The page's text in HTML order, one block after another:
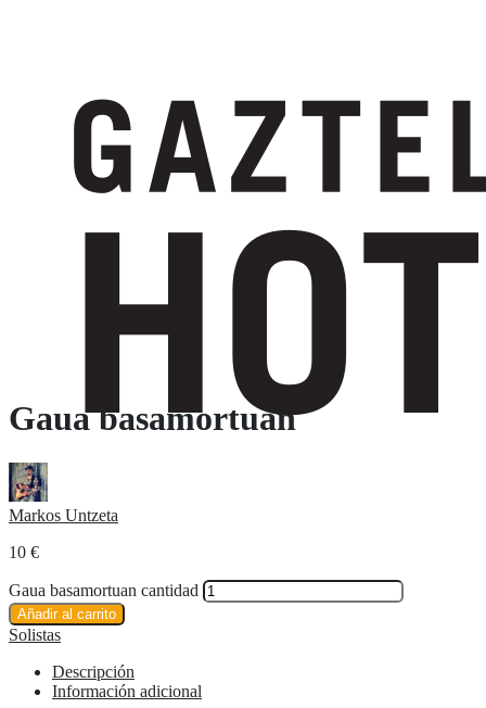
Gaua basamortuan
Markos Untzeta
10 €
Gaua basamortuan cantidad
Añadir al carrito
Solistas
Descripción
Información adicional